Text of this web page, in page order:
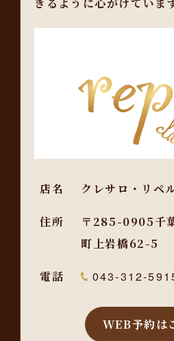
きるように心がけています
店名 クレサロ・リペ
住所
〒285-0905千
町上岩橋62-5
電話 043-312-
WEB予約は